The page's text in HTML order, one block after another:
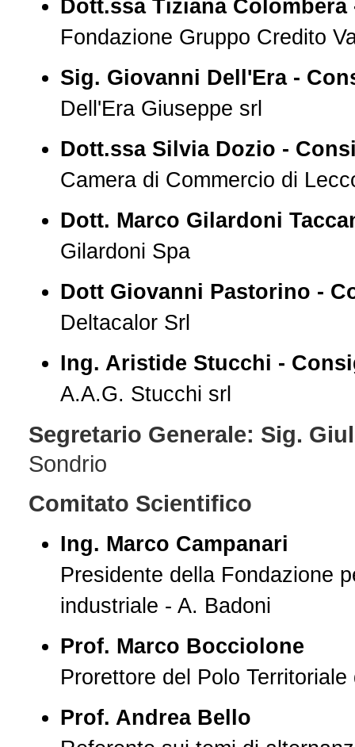
Dott.ssa Tiziana
Fondazione Gruppo Credito
Sig. Giovanni Dell'Era -
Dell'Era Giuseppe srl
Dott.ssa Silvia Dozio -
Camera di Commercio di
Dott. Marco Gilardoni
Gilardoni Spa
Dott Giovanni Pastorino -
Deltacalor Srl
Ing. Aristide Stucchi -
A.A.G. Stucchi srl
Segretario Generale: Sig.
Sondrio
Comitato Scientifico
Ing. Marco Campanari
Presidente della Fondazione
industriale - A. Badoni
Prof. Marco Bocciolone
Prorettore del Polo
Prof. Andrea Bello